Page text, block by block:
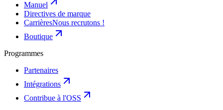
Manuel
Directives de marque
CarrièresNous recrutons !
Boutique
Programmes
Partenaires
Intégrations
Contribue à l'OSS